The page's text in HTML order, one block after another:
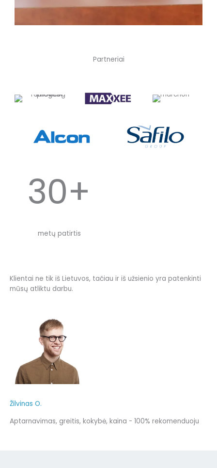
Partneriai
30+
metų patirtis
Klientai ne tik iš Lietuvos, tačiau ir iš užsienio yra patenkinti
mūsų atliktu darbu.
Žilvinas O.
Aptarnavimas, greitis, kokybė, kaina - 100% rekomenduoju